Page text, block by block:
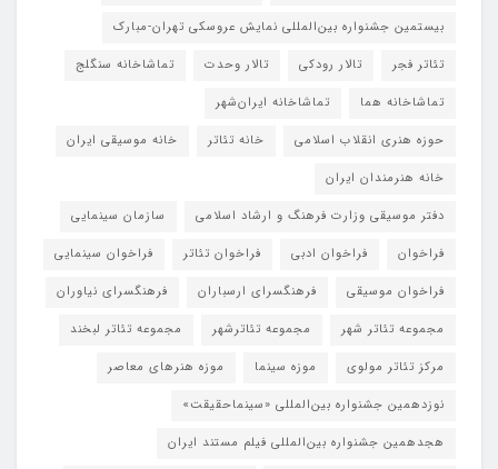
بیستمین جشنواره بین‌المللی نمایش عروسکی تهران-مبارک
تئاتر فجر
تالار رودکی تالار وحدت
تماشاخانه سنگلج
تماشاخانه هما
تماشاخانه‌ ایران‌شهر
حوزه هنری انقلاب اسلامی
خانه تئاتر
خانه موسیقی ایران
خانه هنرمندان ایران
دفتر موسیقی وزارت فرهنگ و ارشاد اسلامی
سازمان سینمایی
فراخوان
فراخوان ادبی فراخوان تئاتر
فراخوان سینمایی
فراخوان موسیقی
فرهنگسرای ارسباران
فرهنگسرای نیاوران
مجموعه تئاتر شهر
مجموعه تئاترشهر
مجموعه تئاتر لبخند
مرکز تئاتر مولوی
موزه سینما
موزه هنرهای معاصر
نوزدهمین جشنواره بین‌المللی «سینماحقیقت»
هجدهمین جشنواره بین‌المللی فیلم مستند ایران